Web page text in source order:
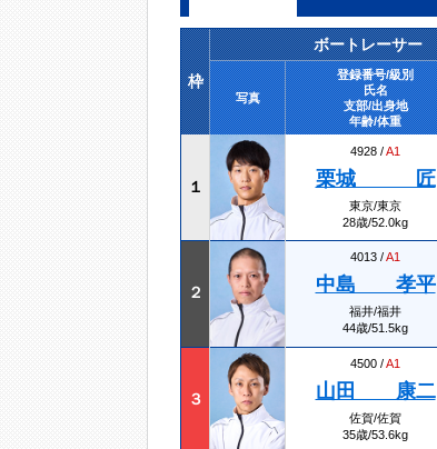
枠
ボートレーサー
写真
登録番号/級別
氏名
支部/出身地
年齢/体重
１
4928 /A1
栗城 匠
東京/東京
28歳/52.0kg
２
4013 /A1
中島 孝平
福井/福井
44歳/51.5kg
３
4500 /A1
山田 康二
佐賀/佐賀
35歳/53.6kg